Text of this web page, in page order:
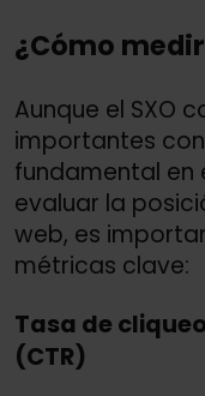
¿Cómo medir
Aunque el SXO
importantes con
fundamental en
evaluar la
web, es
métricas clave:
Tasa de
(CTR)